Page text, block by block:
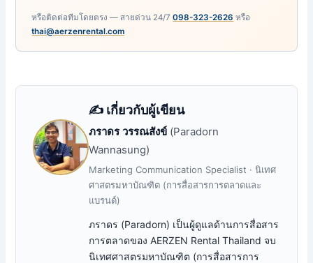
หรือติดต่อทีมโดยตรง — สายด่วน 24/7098-323-2626 หรือ
thai@aerzenrental.com
✍️ เกี่ยวกับผู้เขียน
ภราดร วรรณสังข์ (Paradorn
Wannasung)
Marketing Communication Specialist · นิเทศ
ศาสตรมหาบัณฑิต (การสื่อสารการตลาดและ
แบรนด์)
ภราดร (Paradorn) เป็นผู้ดูแลด้านการสื่อสาร
การตลาดของ AERZEN Rental Thailand จบ
นิเทศศาสตรมหาบัณฑิต (การสื่อสารการ